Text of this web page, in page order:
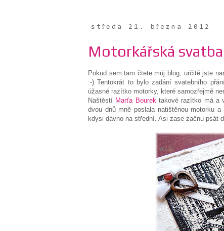
středa 21. března 2012
Motorkářská svatba
Pokud sem tam čtete můj blog, určitě jste
:-) Tentokrát to bylo zadání svatebního
úžasné razítko motorky, které samozřejmě
Naštěstí Marťa Bourek takové razítko má a
dvou dnů mně poslala natištěnou motorku
kdysi dávno na střední. Asi zase začnu psát